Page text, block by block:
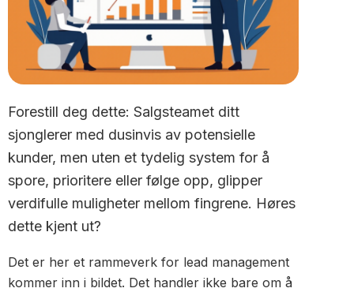
Forestill deg dette: Salgsteamet ditt
sjonglerer med dusinvis av potensielle
kunder, men uten et tydelig system for å
spore, prioritere eller følge opp, glipper
verdifulle muligheter mellom fingrene. Høres
dette kjent ut?
Det er her et rammeverk for lead management
kommer inn i bildet. Det handler ikke bare om å